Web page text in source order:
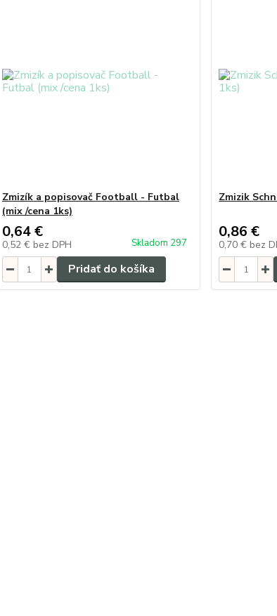
Zmizík a popisovač Football - Futbal
(mix /cena 1ks)
0,64 €
0,52 € bez DPH Skladom 297
Pridať do košíka
Zmizik
0,86 €
0,70 € bez